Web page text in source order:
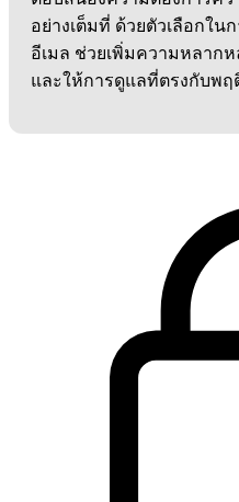
อย่างเต็มที่ ด้วยตัวเลือกใน
อีเมล ช่วยเพิ่มความหลาก
และให้การดูแลที่ตรงกับพ